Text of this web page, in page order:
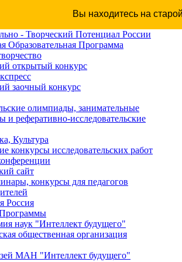
Вы находитесь на
- Творческий Потенциал России
Образовательная Программа
открытый конкурс
заочный конкурс
олимпиады, занимательные
и реферативно-исследовательские
Культура
конкурсы исследовательских работ
сайт
конкурсы для педагогов
Россия
наук "Интеллект будущего"
общественная организация
МАН "Интеллект будущего"